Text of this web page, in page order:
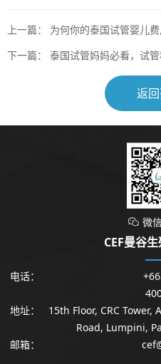
上一篇： 为何你的泰国试管婴儿
下一篇： 泰国试管妈妈必看，试管
返
 微
CEF曼谷
电话：
地址：
15th Floor, CRC Tower,
Road, Lumpini,
邮箱：